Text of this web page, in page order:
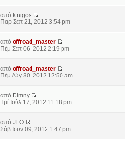
από kinigos
Παρ Σεπ 21, 2012 3:54 pm
απόoffroad_master
Πέμ Σεπ 06, 2012 2:19 pm
απόoffroad_master
Πέμ Αύγ 30, 2012 12:50 am
από Dimny
Τρί Ιούλ 17, 2012 11:18 pm
απόJEO
Σάβ Ιουν 09, 2012 1:47 pm